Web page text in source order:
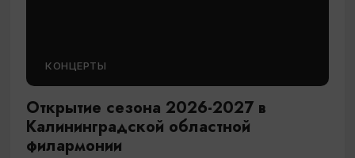
КОНЦЕРТЫ
Открытие сезона 2026-2027 в
Калининградской областной
филармонии